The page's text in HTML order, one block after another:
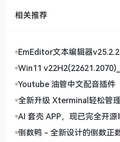
问题。某银行风控主管曾透
这种"化整为零"的智慧，或许
保障。
看着手机里能测建筑物高度
人类获得了某种"超感官能力
动态，从平面走向立体，我
发生根本性的改变。
--- **内容构建说明**： 1. **
相关推荐
EmEditor文本编辑器
Win11
Youtube 油管中文配音插件
全新升级 Xterminal轻松管
AI 套壳 APP，现已完全开源
倒数鸭 - 全新设计的倒数正